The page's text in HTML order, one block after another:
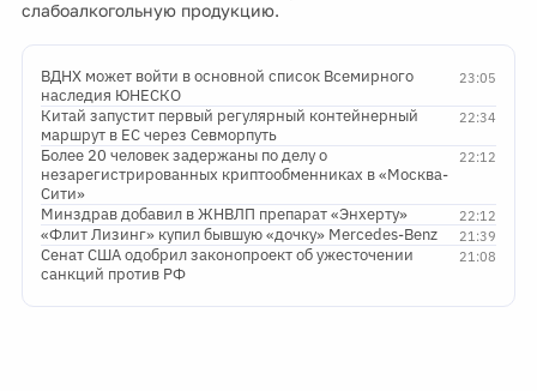
слабоалкогольную продукцию.
23:05
ВДНХ может войти в основной список Всемирного
наследия ЮНЕСКО
22:34
Китай запустит первый регулярный контейнерный
маршрут в ЕС через Севморпуть
22:12
Более 20 человек задержаны по делу о
незарегистрированных криптообменниках в «Москва-
Сити»
22:12
Минздрав добавил в ЖНВЛП препарат «Энхерту»
21:39
«Флит Лизинг» купил бывшую «дочку» Mercedes-Benz
21:08
Сенат США одобрил законопроект об ужесточении
санкций против РФ